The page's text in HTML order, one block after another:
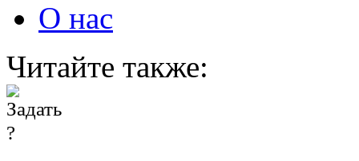
О нас
Читайте также: